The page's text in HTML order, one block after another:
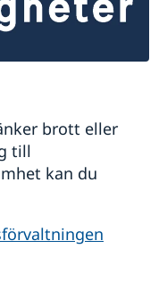
brott eller
till
kan du